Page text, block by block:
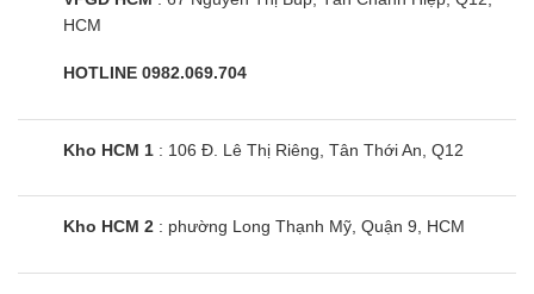
Điều hòa LG B13API | 12000BTU 2
HCM
HOTLINE 0982.069.704
Kho HCM 1 : 106 Đ. Lê Thị Riêng, Tân Thới An, Q12
Kho HCM 2 : phường Long Thạnh Mỹ, Quận 9, HCM